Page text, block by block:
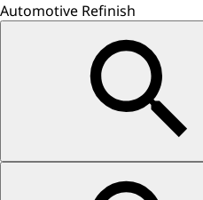
Automotive Refinish